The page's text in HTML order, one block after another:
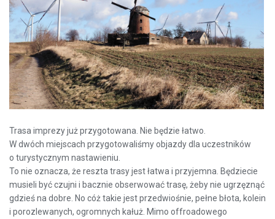
Trasa imprezy już przygotowana. Nie będzie łatwo.
W dwóch miejscach przygotowaliśmy objazdy dla uczestników
o turystycznym nastawieniu.
To nie oznacza, że reszta trasy jest łatwa i przyjemna. Będziecie
musieli być czujni i bacznie obserwować trasę, żeby nie ugrzęznąć
gdzieś na dobre. No cóż takie jest przedwiośnie, pełne błota, kolein
i porozlewanych, ogromnych kałuż. Mimo offroadowego